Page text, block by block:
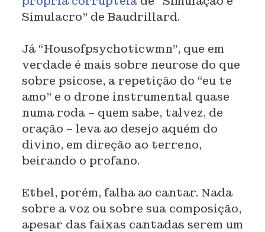
Simulacro” de Baudrillard.
Já “Housofpsychoticwmn”, que em
verdade é mais sobre neurose do que
sobre psicose, a repetição do “eu te
amo” e o drone instrumental quase
numa roda – quem sabe, talvez, de
oração – leva ao desejo aquém do
divino, em direção ao terreno,
beirando o profano.
Ethel, porém, falha ao cantar. Nada
sobre a voz ou sobre sua composição,
apesar das faixas cantadas serem um